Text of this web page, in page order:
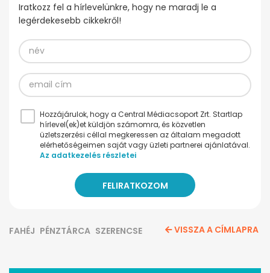
Iratkozz fel a hírlevelünkre, hogy ne maradj le a
legérdekesebb cikkekről!
Hozzájárulok, hogy a Central Médiacsoport Zrt. Startlap
hírlevel(ek)et küldjön számomra, és közvetlen
üzletszerzési céllal megkeressen az általam megadott
elérhetőségeimen saját vagy üzleti partnerei ajánlatával.
Az adatkezelés részletei
FAHÉJ PÉNZTÁRCA SZERENCSE VISSZA A CÍMLAPRA